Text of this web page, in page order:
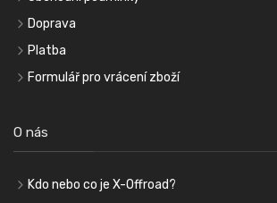
Doprava
Platba
Formulář pro vrácení zboží
O nás
Kdo nebo co je X-Offroad?